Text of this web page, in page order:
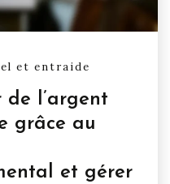
et entraide
de l’argent
grâce au
et gérer